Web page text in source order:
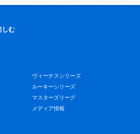
しむ
ヴィーナスシリーズ
ルーキーシリーズ
マスターズリーグ
メディア情報